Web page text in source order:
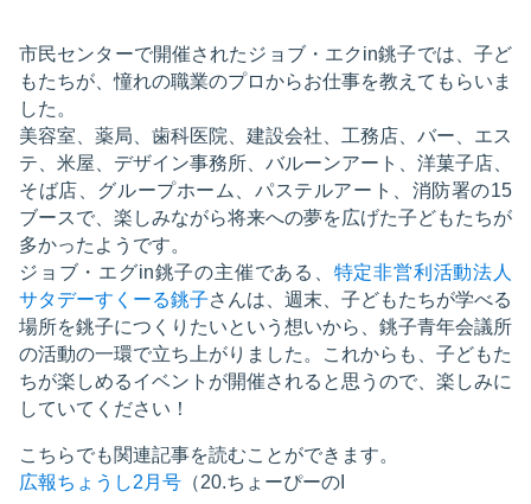
市民センターで開催されたジョブ・エクin銚子では、子ど
もたちが、憧れの職業のプロからお仕事を教えてもらいま
した。
美容室、薬局、歯科医院、建設会社、工務店、バー、エス
テ、米屋、デザイン事務所、バルーンアート、洋菓子店、
そば店、グループホーム、パステルアート、消防署の15
ブースで、楽しみながら将来への夢を広げた子どもたちが
多かったようです。
ジョブ・エグin銚子の主催である、 特定非営利活動法人
サタデーすくーる銚子さんは、週末、子どもたちが学べる
場所を銚子につくりたいという想いから、銚子青年会議所
の活動の一環で立ち上がりました。これからも、子どもた
ちが楽しめるイベントが開催されると思うので、楽しみに
していてください！
こちらでも関連記事を読むことができます。
広報ちょうし2月号 （20.ちょーぴーのI